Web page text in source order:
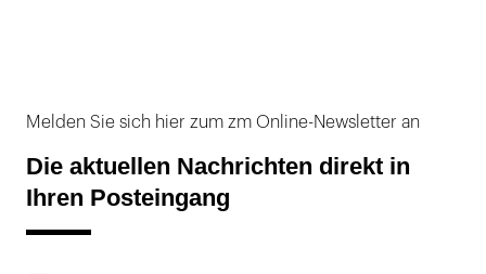
Melden Sie sich hier zum zm Online-Newsletter an
Die aktuellen Nachrichten direkt in
Ihren Posteingang